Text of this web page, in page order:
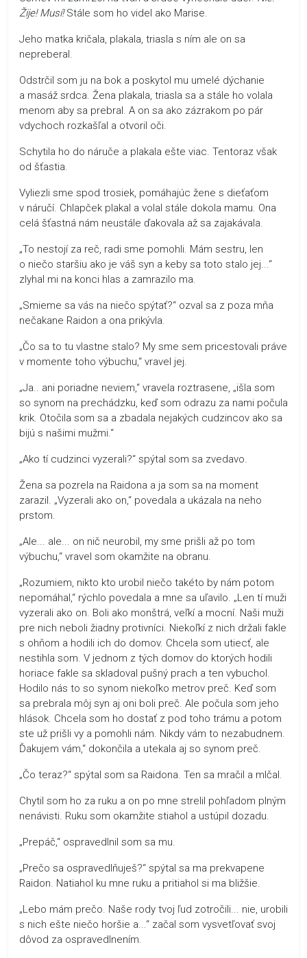
Žije! Musí!Stále som ho videl ako Marise.
Jeho matka kričala, plakala, triasla s ním ale on sa
nepreberal.
Odstrčil som ju na bok a poskytol mu umelé dýchanie
a masáž srdca. Žena plakala, triasla sa a stále ho volala
menom aby sa prebral. A on sa ako zázrakom po pár
vdychoch rozkašľal a otvoril oči.
Schytila ho do náruče a plakala ešte viac. Tentoraz však
od šťastia.
Vyliezli sme spod trosiek, pomáhajúc žene s dieťaťom
v náručí. Chlapček plakal a volal stále dokola mamu. Ona
celá šťastná nám neustále ďakovala až sa zajakávala.
„To nestojí za reč, radi sme pomohli. Mám sestru, len
o niečo staršiu ako je váš syn a keby sa toto stalo jej...“
zlyhal mi na konci hlas a zamrazilo ma.
„Smieme sa vás na niečo spýtať?“ ozval sa z poza mňa
nečakane Raidon a ona prikývla.
„Čo sa to tu vlastne stalo? My sme sem pricestovali práve
v momente toho výbuchu,“ vravel jej.
„Ja.. ani poriadne neviem,“ vravela roztrasene, „išla som
so synom na prechádzku, keď som odrazu za nami počula
krik. Otočila som sa a zbadala nejakých cudzincov ako sa
bijú s našimi mužmi.“
„Ako tí cudzinci vyzerali?“ spýtal som sa zvedavo.
Žena sa pozrela na Raidona a ja som sa na moment
zarazil. „Vyzerali ako on,“ povedala a ukázala na neho
prstom.
„Ale... ale... on nič neurobil, my sme prišli až po tom
výbuchu,“ vravel som okamžite na obranu.
„Rozumiem, nikto kto urobil niečo takéto by nám potom
nepomáhal,“ rýchlo povedala a mne sa uľavilo. „Len tí muži
vyzerali ako on. Boli ako monštrá, veľkí a mocní. Naši muži
pre nich neboli žiadny protivníci. Niekoľkí z nich držali fakle
s ohňom a hodili ich do domov. Chcela som utiecť, ale
nestihla som. V jednom z tých domov do ktorých hodili
horiace fakle sa skladoval pušný prach a ten vybuchol.
Hodilo nás to so synom niekoľko metrov preč. Keď som
sa prebrala môj syn aj oni boli preč. Ale počula som jeho
hlások. Chcela som ho dostať z pod toho trámu a potom
ste už prišli vy a pomohli nám. Nikdy vám to nezabudnem.
Ďakujem vám,“ dokončila a utekala aj so synom preč.
„Čo teraz?“ spýtal som sa Raidona. Ten sa mračil a mlčal.
Chytil som ho za ruku a on po mne strelil pohľadom plným
nenávisti. Ruku som okamžite stiahol a ustúpil dozadu.
„Prepáč,“ ospravedlnil som sa mu.
„Prečo sa ospravedlňuješ?“ spýtal sa ma prekvapene
Raidon. Natiahol ku mne ruku a pritiahol si ma bližšie.
„Lebo mám prečo. Naše rody tvoj ľud zotročili... nie, urobili
s nich ešte niečo horšie a...“ začal som vysvetľovať svoj
dôvod za ospravedlnením.